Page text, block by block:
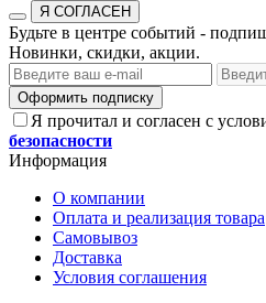
Я СОГЛАСЕН
Будьте в центре событий -
Новинки, скидки, акции.
Оформить подписку
Я прочитал и согласен с
безопасности
Информация
О компании
Оплата и реализация товара
Самовывоз
Доставка
Условия соглашения